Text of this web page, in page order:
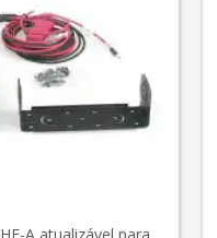
A atualizável para